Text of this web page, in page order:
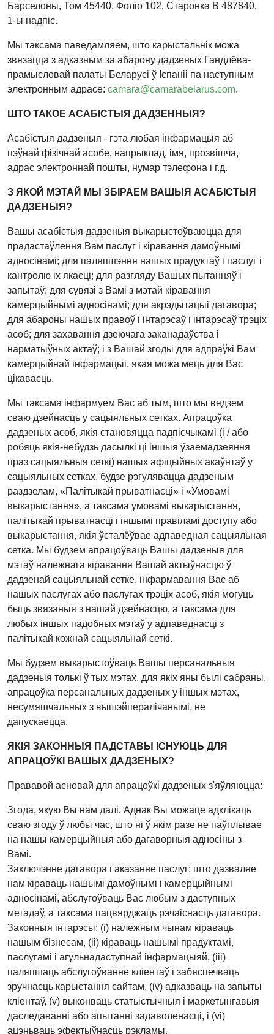
Барселоны, Том 45440, Фоліо 102, Старонка B 487840,
1-ы надпіс.
Мы таксама паведамляем, што карыстальнік можа
звязацца з адказным за абарону дадзеных Гандлёва-
прамысловай палаты Беларусі ў Іспаніі па наступным
электронным адрасе: camara@camarabelarus.com.
ШТО ТАКОЕ АСАБІСТЫЯ ДАДЗЕННЫЯ?
Асабістыя дадзеныя - гэта любая інфармацыя аб
пэўнай фізічнай асобе, напрыклад, імя, прозвішча,
адрас электроннай пошты, нумар тэлефона і г.д.
З ЯКОЙ МЭТАЙ МЫ ЗБІРАЕМ ВАШЫЯ АСАБІСТЫЯ
ДАДЗЕНЫЯ?
Вашы асабістыя дадзеныя выкарыстоўваюцца для
прадастаўлення Вам паслуг і кіравання дамоўнымі
адносінамі; для паляпшэння нашых прадуктаў і паслуг і
кантролю іх якасці; для разгляду Вашых пытанняў і
запытаў; для сувязі з Вамі з мэтай кіравання
камерцыйнымі адносінамі; для акрэдытацыі дагавора;
для абароны нашых правоў і інтарэсаў і інтарэсаў трэціх
асоб; для захавання дзеючага заканадаўства і
нарматыўных актаў; і з Вашай згоды для адпраўкі Вам
камерцыйнай інфармацыі, якая можа мець для Вас
цікавасць.
Мы таксама інфармуем Вас аб тым, што мы вядзем
сваю дзейнасць у сацыяльных сетках. Апрацоўка
дадзеных асоб, якія становяцца падпісчыкамі (і / або
робяць якія-небудзь дасылкі ці іншыя ўзаемадзеяння
праз сацыяльныя сеткі) нашых афіцыйных акаўнтаў у
сацыяльных сетках, будзе рэгулявацца дадзеным
раздзелам, «Палітыкай прыватнасці» і «Умовамі
выкарыстання», а таксама умовамі выкарыстання,
палітыкай прыватнасці і іншымі правіламі доступу або
выкарыстання, якія ўсталёўвае адпаведная сацыяльная
сетка. Мы будзем апрацоўваць Вашы дадзеныя для
мэтаў належнага кіравання Вашай актыўнасцю ў
дадзенай сацыяльнай сетке, інфармавання Вас аб
нашых паслугах або паслугах трэціх асоб, якія могуць
быць звязаныя з нашай дзейнасцю, а таксама для
любых іншых падобных мэтаў у адпаведнасці з
палітыкай кожнай сацыяльнай сеткі.
Мы будзем выкарыстоўваць Вашы персанальныя
дадзеныя толькі ў тых мэтах, для якіх яны былі сабраны,
апрацоўка персанальных дадзеных у іншых мэтах,
несумяшчальных з вышэйпералічанымі, не
дапускаецца.
ЯКІЯ ЗАКОННЫЯ ПАДСТАВЫ ІСНУЮЦЬ ДЛЯ
АПРАЦОЎКІ ВАШЫХ ДАДЗЕНЫХ?
Прававой асновай для апрацоўкі дадзеных з'яўляюцца:
Згодa, якую Вы нам далі. Аднак Вы можаце адклікаць
сваю згоду ў любы час, што ні ў якім разе не паўплывае
на нашы камерцыйныя або дагаворныя адносіны з
Вамі.
Заключэнне дагавора і аказанне паслуг; што дазваляе
нам кіраваць нашымі дамоўнымі і камерцыйнымі
адносінамі, абслугоўваць Вас любым з даступных
метадаў, а таксама пацвярджаць рэчаіснасць дагавора.
Законныя інтарэсы: (i) належным чынам кіраваць
нашым бізнесам, (ii) кіраваць нашымі прадуктамі,
паслугамі і агульнадаступнай інфармацыяй, (iii)
паляпшаць абслугоўванне кліентаў і забяспечваць
зручнасць карыстання сайтам, (iv) адказваць на запыты
кліентаў, (v) выконваць статыстычныя і маркетынгавыя
даследаванні або апытанні задаволенасці, і (vi)
ацэньваць эфектыўнасць рэкламы.